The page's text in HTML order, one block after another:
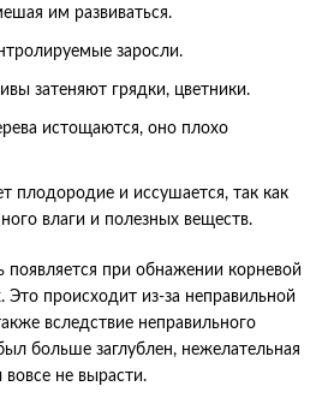
им развиваться.
заросли.
затеняют грядки, цветники.
истощаются, оно плохо
плодородие и иссушается, так как
влаги и полезных веществ.
появляется при обнажении корневой
Это происходит из-за неправильной
вследствие неправильного
больше заглублен, нежелательная
вовсе не вырасти.